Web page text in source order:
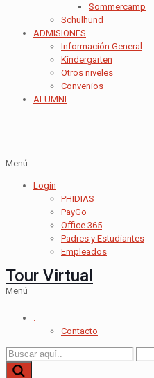
Sommercamp
Schulhund
ADMISIONES
Información General
Kindergarten
Otros niveles
Convenios
ALUMNI
Menú
Login
PHIDIAS
PayGo
Office 365
Padres y Estudiantes
Empleados
Tour Virtual
Menú
.
Contacto